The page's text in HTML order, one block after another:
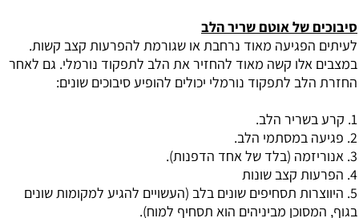
סיבוכים של אוטם שריר הלב
לעיתים הפגיעה מאוד נרחבת או שגורמת להפרעות קצב קשות.
במצבים אלו קשה מאוד להחזיר את הלב לתפקוד נורמלי. גם לאחר
החזרת הלב לתפקוד נורמלי יכולים להופיע סיבוכים שונים:
1. קרע בשריר הלב.
2. פגיעה במסתמי הלב.
3. אנוריזמה (בלד של אחד הדפנות).
4. הפרעות קצב שונות
5. היווצרות תסחיפים שונים בלב (העשויים להגיע למקומות שונים
בגוף, המסוכן מביניהים הוא תסחיף למוח).